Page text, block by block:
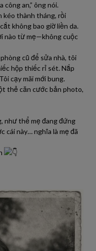
công an,” ông nói.
kéo thành tháng, rồi
không bao giờ liền da.
nào từ mẹ—không cuộc
cũ để sửa nhà, tôi
hộp thiếc rỉ sét. Nắp
cạy mãi mới bung.
thẻ căn cước bản photo,
như thể mẹ đang đứng
cái này… nghĩa là mẹ đã